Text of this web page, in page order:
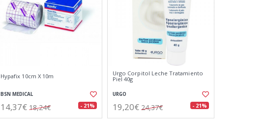
Hypafix 10cm X 10m
BSN MEDICAL
14,37€ 18,24€ - 21%
Urgo Corpitol Leche Tratamiento
Piel 40g
URGO
19,20€ 24,37€ - 21%